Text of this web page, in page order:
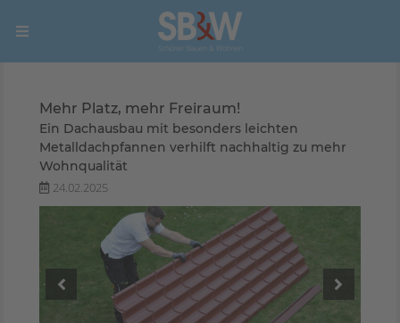
Mehr Platz, mehr Freiraum!
Ein Dachausbau mit besonders leichten
Metalldachpfannen verhilft nachhaltig zu mehr
Wohnqualität
24.02.2025